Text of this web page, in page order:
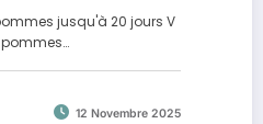
jusqu'à 20 jours V
12 Novembre 2025